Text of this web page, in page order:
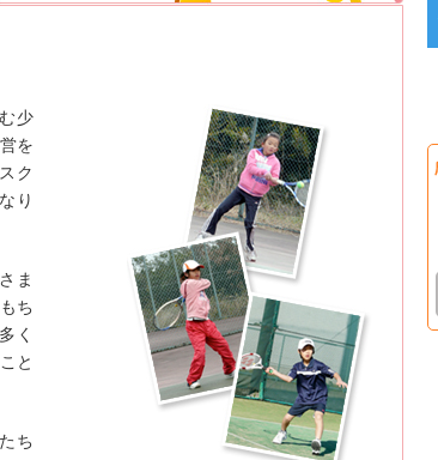
少
を
ク
り
ま
ち
く
と
ち